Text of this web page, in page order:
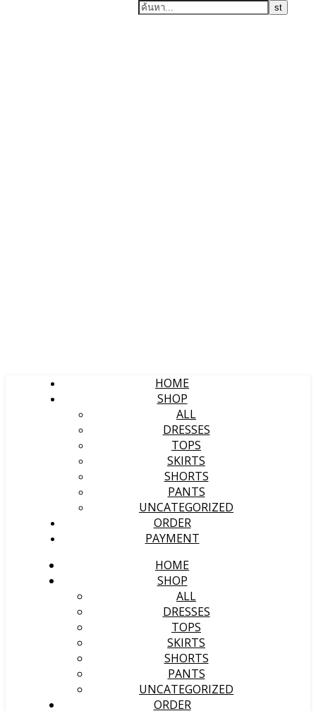
HOME
SHOP
ALL
DRESSES
TOPS
SKIRTS
SHORTS
PANTS
UNCATEGORIZED
ORDER
PAYMENT
HOME
SHOP
ALL
DRESSES
TOPS
SKIRTS
SHORTS
PANTS
UNCATEGORIZED
ORDER